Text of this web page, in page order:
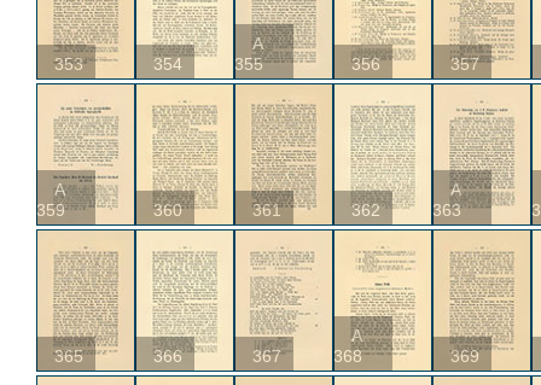
353 354
A
355
356 357
A
359
360 361 362
A
363
365 366 367
A
368
369